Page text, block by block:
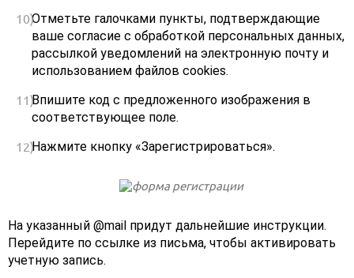
Отметьте галочками пункты, подтверждающие
ваше согласие с обработкой персональных данных,
рассылкой уведомлений на электронную почту и
использованием файлов cookies.
Впишите код с предложенного изображения в
соответствующее поле.
Нажмите кнопку «Зарегистрироваться».
На указанный @mail придут дальнейшие инструкции.
Перейдите по ссылке из письма, чтобы активировать
учетную запись.